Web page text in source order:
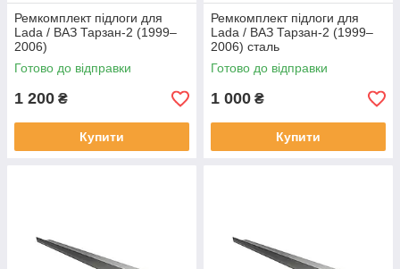
Ремкомплект підлоги для
Lada / ВАЗ Тарзан-2 (1999–
2006)
Готово до відправки
1 200 ₴
Купити
Ремкомплект підлоги для
Lada / ВАЗ Тарзан-2 (1999–
2006) сталь
Готово до відправки
1 000 ₴
Купити